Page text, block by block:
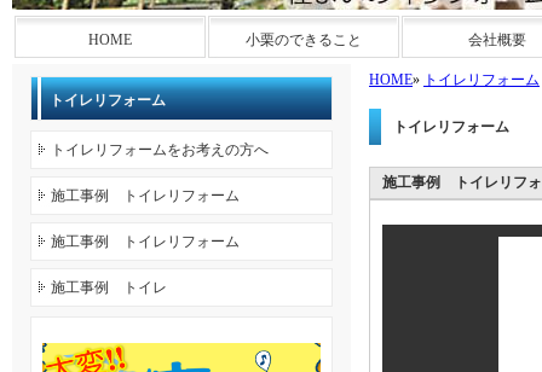
HOME 小栗のできること 会社概要
HOME» トイレリフォーム
トイレリフォーム
施工事例 トイレリフ
トイレリフォーム
トイレリフォームをお考えの方へ
施工事例 トイレリフォーム
施工事例 トイレリフォーム
施工事例 トイレ